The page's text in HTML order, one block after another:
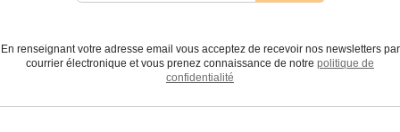
En renseignant votre adresse email vous acceptez de recevoir nos newsletters par
courrier électronique et vous prenez connaissance de notre politique de
confidentialité